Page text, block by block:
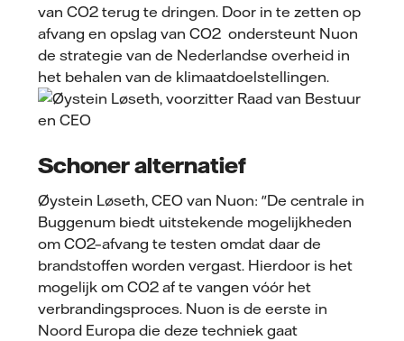
van CO2 terug te dringen. Door in te zetten op
afvang en opslag van CO2 ondersteunt Nuon
de strategie van de Nederlandse overheid in
het behalen van de klimaatdoelstellingen.
Schoner alternatief
Øystein Løseth, CEO van Nuon: "De centrale in
Buggenum biedt uitstekende mogelijkheden
om CO2–afvang te testen omdat daar de
brandstoffen worden vergast. Hierdoor is het
mogelijk om CO2 af te vangen vóór het
verbrandingsproces. Nuon is de eerste in
Noord Europa die deze techniek gaat